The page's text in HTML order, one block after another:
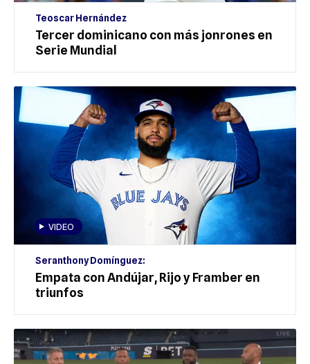
Teoscar Hernández
Tercer dominicano con más jonrones en
Serie Mundial
VIDEO
Seranthony Domínguez:
Empata con Andújar, Rijo y Framber en
triunfos